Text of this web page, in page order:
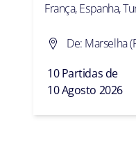
França, Espanha,
De: Marselha
10 Partidas de
10 Agosto 2026